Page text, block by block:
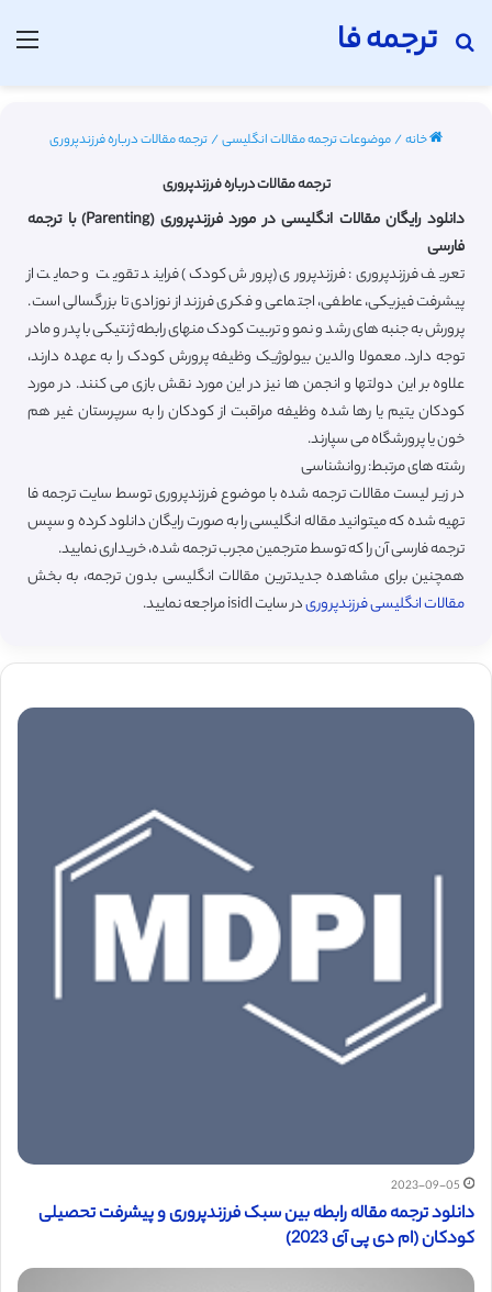
ترجمه فا
جستجو برای
خانه/موضوعات ترجمه مقالات انگلیسی/ترجمه مقالات درباره فرزندپروری
ترجمه مقالات درباره فرزندپروری
دانلود رایگان مقالات انگلیسی در مورد فرزندپروری (Parenting) با ترجمه
فارسی
تعریف فرزندپروری: فرزندپروری (پرورش کودک) فرایند تقویت و حمایت از
پیشرفت فیزیکی، عاطفی، اجتماعی و فکری فرزند از نوزادی تا بزرگسالی است.
پرورش به جنبه های رشد و نمو و تربیت کودک منهای رابطه ژنتیکی با پدر و مادر
توجه دارد. معمولا والدین بیولوژیک وظیفه پرورش کودک را به عهده دارند،
علاوه بر این دولتها و انجمن ها نیز در این مورد نقش بازی می کنند. در مورد
کودکان یتیم یا رها شده وظیفه مراقبت از کودکان را به سرپرستان غیر هم
خون یا پرورشگاه می سپارند.
رشته های مرتبط: روانشناسی
در زیر لیست مقالات ترجمه شده با موضوع فرزندپروری توسط سایت ترجمه فا
تهیه شده که میتوانید مقاله انگلیسی را به صورت رایگان دانلود کرده و سپس
ترجمه فارسی آن را که توسط مترجمین مجرب ترجمه شده، خریداری نمایید.
همچنین برای مشاهده جدیدترین مقالات انگلیسی بدون ترجمه، به بخش
مقالات انگلیسی فرزندپروریدر سایت isidl مراجعه نمایید.
2023-09-05
دانلود ترجمه مقاله رابطه بین سبک فرزندپروری و پیشرفت تحصیلی
کودکان (ام دی پی آی 2023)